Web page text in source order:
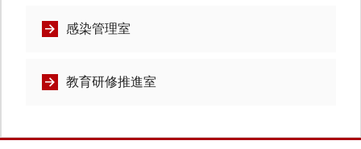
感染管理室
教育研修推進室